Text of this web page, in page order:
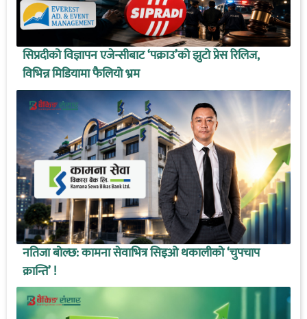
सिप्रदीको विज्ञापन एजेन्सीबाट ‘पक्राउ’को झुटो प्रेस रिलिज,
विभिन्न मिडियामा फैलियो भ्रम
नतिजा बोल्छ: कामना सेवाभित्र सिइओ थकालीको ‘चुपचाप
क्रान्ति’ !